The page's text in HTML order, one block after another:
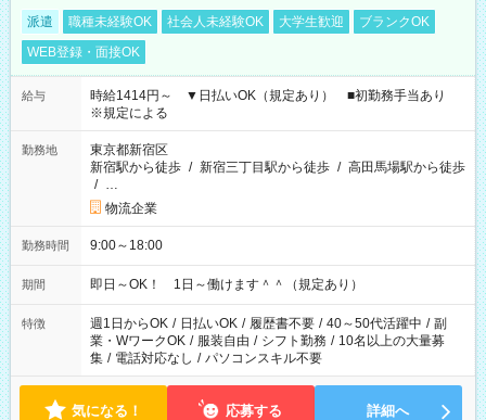
派遣 職種未経験OK 社会人未経験OK 大学生歓迎
ブランクOK
WEB登録・面接OK
給与
時給1414円～ ▼日払いOK（規定あり） ■初勤務手当あり
※規定による
勤務地
東京都新宿区
新宿駅から徒歩 / 新宿三丁目駅から徒歩 / 高田馬場駅から徒歩
/ …
物流企業
勤務時間 9:00～18:00
期間 即日～OK！ 1日～働けます＾＾（規定あり）
特徴 週1日からOK / 日払いOK / 履歴書不要 / 40～50代活躍中 / 副
業・WワークOK / 服装自由 / シフト勤務 / 10名以上の大量募
集 / 電話対応なし / パソコンスキル不要
気になる！ 応募する 詳細へ